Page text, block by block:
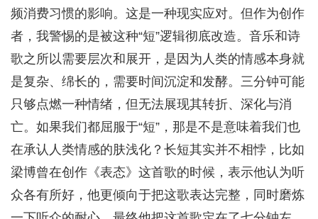
频消费习惯的影响。这是一种现实应对。但作为创作
者，我警惕的是被这种“短”逻辑彻底改造。音乐和诗
歌之所以需要层次和展开，是因为人类的情感本身就
是复杂、绵长的，需要时间沉淀和发酵。三分钟可能
只够点燃一种情绪，但无法展现其转折、深化与消
亡。如果我们都屈服于“短”，那是不是意味着我们也
在承认人类情感的肤浅化？长短其实并不相悖，比如
梁博曾在创作《表态》这首歌的时候，表示他认为听
众各有所好，他更倾向于把这歌表达完整，同时磨炼